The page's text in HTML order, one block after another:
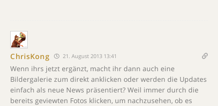
ChrisKong 21. August 2013 13:41
Wenn ihrs jetzt ergänzt, macht ihr dann auch eine
Bildergalerie zum direkt anklicken oder werden die Updates
einfach als neue News präsentiert? Weil immer durch die
bereits geviewten Fotos klicken, um nachzusehen, ob es